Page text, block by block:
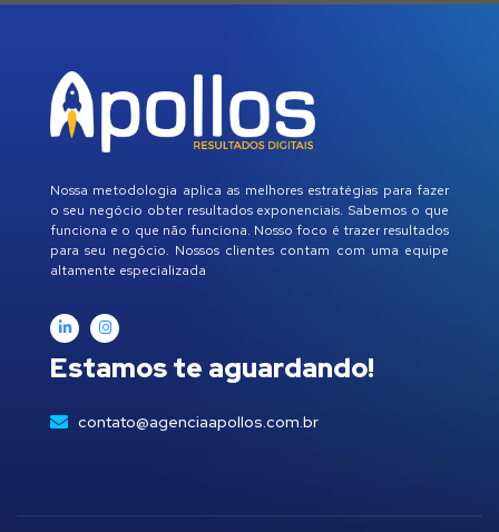
Nossa metodologia aplica as melhores estratégias para fazer
o seu negócio obter resultados exponenciais. Sabemos o que
funciona e o que não funciona. Nosso foco é trazer resultados
para seu negócio. Nossos clientes contam com uma equipe
altamente especializada
Estamos te aguardando!
contato@agenciaapollos.com.br